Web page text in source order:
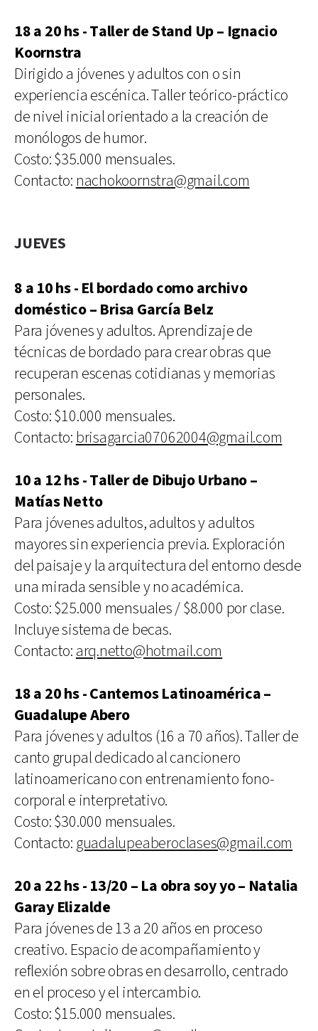
18 a 20 hs - Taller de Stand Up – Ignacio
Koornstra
Dirigido a jóvenes y adultos con o sin
experiencia escénica. Taller teórico-práctico
de nivel inicial orientado a la creación de
monólogos de humor.
Costo: $35.000 mensuales.
Contacto: nachokoornstra@gmail.com
JUEVES
8 a 10 hs - El bordado como archivo
doméstico – Brisa García Belz
Para jóvenes y adultos. Aprendizaje de
técnicas de bordado para crear obras que
recuperan escenas cotidianas y memorias
personales.
Costo: $10.000 mensuales.
Contacto: brisagarcia07062004@gmail.com
10 a 12 hs - Taller de Dibujo Urbano –
Matías Netto
Para jóvenes adultos, adultos y adultos
mayores sin experiencia previa. Exploración
del paisaje y la arquitectura del entorno desde
una mirada sensible y no académica.
Costo: $25.000 mensuales / $8.000 por clase.
Incluye sistema de becas.
Contacto: arq.netto@hotmail.com
18 a 20 hs - Cantemos Latinoamérica –
Guadalupe Abero
Para jóvenes y adultos (16 a 70 años). Taller de
canto grupal dedicado al cancionero
latinoamericano con entrenamiento fono-
corporal e interpretativo.
Costo: $30.000 mensuales.
Contacto: guadalupeaberoclases@gmail.com
20 a 22 hs - 13/20 – La obra soy yo – Natalia
Garay Elizalde
Para jóvenes de 13 a 20 años en proceso
creativo. Espacio de acompañamiento y
reflexión sobre obras en desarrollo, centrado
en el proceso y el intercambio.
Costo: $15.000 mensuales.